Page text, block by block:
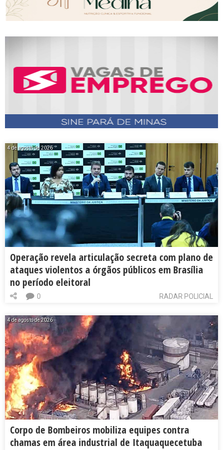
4 de agosto de 2026
Operação revela articulação secreta com plano de
ataques violentos a órgãos públicos em Brasília
no período eleitoral
RADAR POLICIAL
0
4 de agosto de 2026
Corpo de Bombeiros mobiliza equipes contra
chamas em área industrial de Itaquaquecetuba